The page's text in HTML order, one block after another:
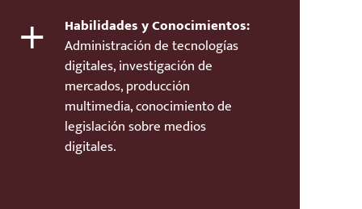
+
Habilidades y Conocimientos:
Administración de tecnologías
digitales, investigación de
mercados, producción
multimedia, conocimiento de
legislación sobre medios
digitales.